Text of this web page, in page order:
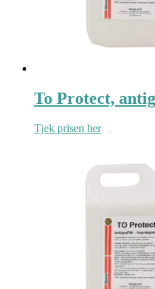
To Protect,
Tjek prisen her